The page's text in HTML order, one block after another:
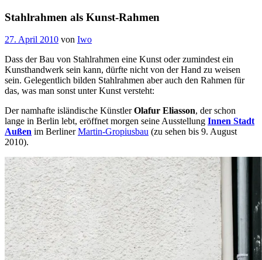
Stahlrahmen als Kunst-Rahmen
27. April 2010 von Iwo
Dass der Bau von Stahlrahmen eine Kunst oder zumindest ein
Kunsthandwerk sein kann, dürfte nicht von der Hand zu weisen
sein. Gelegentlich bilden Stahlrahmen aber auch den Rahmen für
das, was man sonst unter Kunst versteht:
Der namhafte isländische KünstlerOlafur Eliasson, der schon
lange in Berlin lebt, eröffnet morgen seine Ausstellung Innen Stadt
Außen im BerlinerMartin-Gropiusbau (zu sehen bis 9. August
2010).